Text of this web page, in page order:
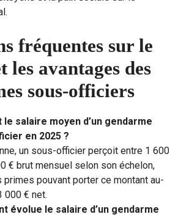
fréquentes sur le
les avantages des
sous-officiers
le salaire moyen d’un gendarme
en 2025 ?
un sous-officier perçoit entre 1 600
€ brut mensuel selon son échelon,
primes pouvant porter ce montant au-
000 € net.
évolue le salaire d’un gendarme